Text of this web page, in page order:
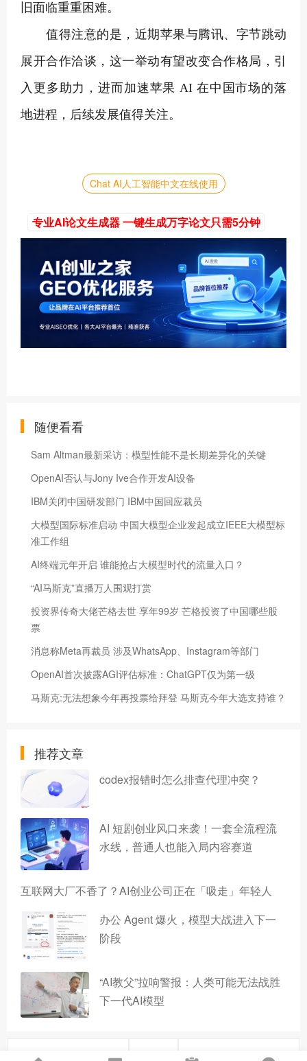
旧面临重重困难。
值得注意的是，近期苹果与腾讯、字节跳动
展开合作洽谈，这一举动有望改变合作格局，引
入更多助力，进而加速苹果 AI 在中国市场的落
地进程，后续发展值得关注。
Chat AI人工智能中文在线使用
专业AI论文生成器 一键生成万字论文只需5分钟
随便看看
Sam Altman最新采访：模型性能不是长期差异化的关键
OpenAI否认与Jony Ive合作开发AI设备
IBM关闭中国研发部门 IBM中国回应裁员
大模型国际标准启动 中国大模型企业发起成立IEEE大模型标
准工作组
AI终端元年开启 谁能抢占大模型时代的流量入口？
“AI马斯克”直播万人围观打赏
投资界传奇大佬芒格去世 享年99岁 芒格投资了中国哪些股
票
消息称Meta再裁员 涉及WhatsApp、Instagram等部门
OpenAI首次披露AGI评估标准：ChatGPT仅为第一级
马斯克:无法想象今年再投票给拜登 马斯克今年大选支持谁？
推荐文章
codex报错时怎么排查代理冲突？
AI 短剧创业风口来袭！一套全流程流
水线，普通人也能入局内容赛道
互联网大厂不香了？AI创业公司正在「吸走」年轻人
办公 Agent 爆火，模型大战进入下一
阶段
“AI教父”拉响警报：人类可能无法战胜
下一代AI模型